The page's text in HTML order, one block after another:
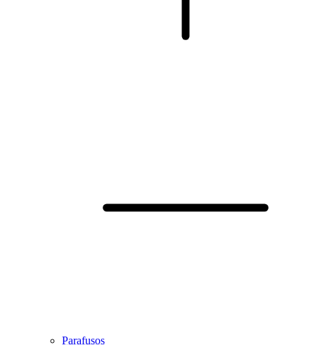
Parafusos